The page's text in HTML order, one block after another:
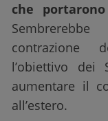
che
contrazione
l’obiettivo
aumentare il
all’estero.